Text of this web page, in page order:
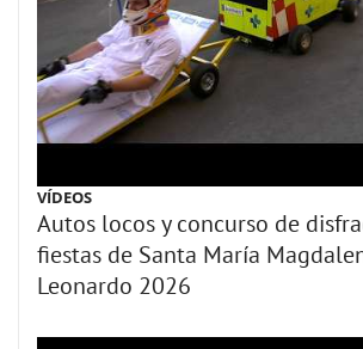
VÍDEOS
Autos locos y concurso de
fiestas de Santa María
Leonardo 2026